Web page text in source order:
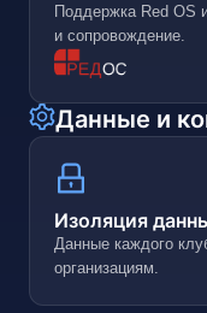
Поддержка Red OS
и сопровождение.
Данные и
Изоляция
Данные каждого
организациям.